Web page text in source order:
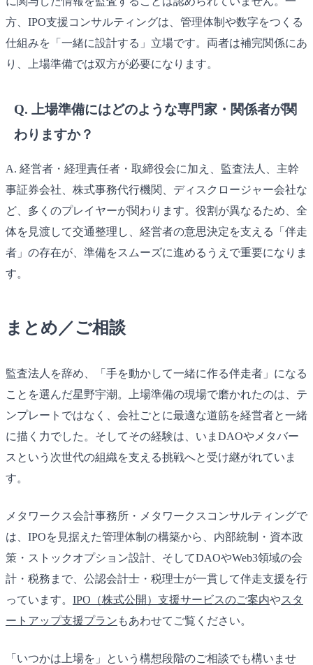
方、IPO支援コンサルティングは、管理体制や数字をつくる
仕組みを「一緒に設計する」立場です。両者は補完関係にあ
り、上場準備では双方が必要になります。
Q. 上場準備にはどのような専門家・関係者が関
わりますか？
A. 経営者・経理責任者・取締役会に加え、監査法人、主幹
事証券会社、株式事務代行機関、ディスクロージャー会社な
ど、多くのプレイヤーが関わります。役割が異なるため、全
体を見渡して交通整理し、経営者の意思決定を支える「伴走
者」の存在が、準備をスムーズに進めるうえで重要になりま
す。
まとめ／ご相談
監査法人を辞め、「手を動かして一緒に作る伴走者」になる
ことを選んだ星野宇潮。上場準備の現場で磨かれたのは、テ
ンプレートではなく、会社ごとに最適な道筋を経営者と一緒
に描く力でした。そしてその経験は、いまDAOやメタバー
スという次世代の組織を支える挑戦へと受け継がれていま
す。
メタワークス会計事務所・メタワークスコンサルティングで
は、IPOを見据えた管理体制の構築から、内部統制・資本政
策・ストックオプション設計、そしてDAOやWeb3領域の会
計・税務まで、公認会計士・税理士が一貫して伴走支援を行
っています。 IPO（株式公開）支援サービスのご案内やスタ
ートアップ支援プラン もあわせてご覧ください。
「いつかは上場を」という構想段階のご相談でも構いませ